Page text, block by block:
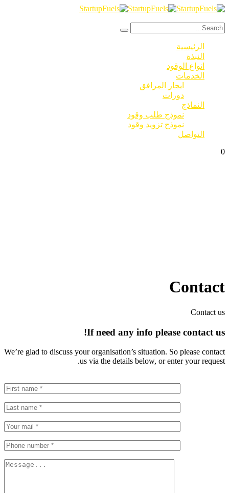
الرئيسية
النبذة
انواع الوقود
الخدمات
ايجار المرافق
دورات
النماذج
نموذج طلب وقود
نموذج تزويد وقود
التواصل
0
Contact
Contact us
If need any info please contact us!
We’re glad to discuss your organisation’s situation. So please contact
us via the details below, or enter your request.